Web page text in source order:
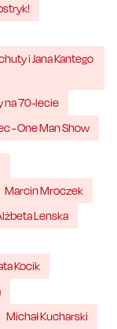
i Jana Kantego
na 70-lecie
- One Man Show
Marcin Mroczek
Lenska
Kocik
Michał Kucharski